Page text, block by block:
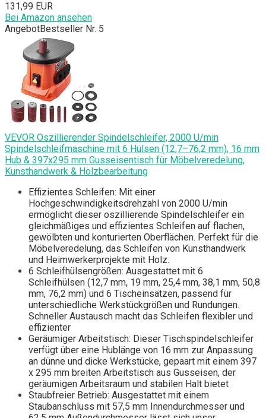
131,99 EUR
Bei Amazon ansehen
AngebotBestseller Nr. 5
VEVOR Oszillierender Spindelschleifer, 2000 U/min
Spindelschleifmaschine mit 6 Hülsen (12,7–76,2 mm), 16 mm
Hub & 397x295 mm Gusseisentisch für Möbelveredelung,
Kunsthandwerk & Holzbearbeitung
Effizientes Schleifen: Mit einer
Hochgeschwindigkeitsdrehzahl von 2000 U/min
ermöglicht dieser oszillierende Spindelschleifer ein
gleichmäßiges und effizientes Schleifen auf flachen,
gewölbten und konturierten Oberflächen. Perfekt für die
Möbelveredelung, das Schleifen von Kunsthandwerk
und Heimwerkerprojekte mit Holz.
6 Schleifhülsengrößen: Ausgestattet mit 6
Schleifhülsen (12,7 mm, 19 mm, 25,4 mm, 38,1 mm, 50,8
mm, 76,2 mm) und 6 Tischeinsätzen, passend für
unterschiedliche Werkstückgrößen und Rundungen.
Schneller Austausch macht das Schleifen flexibler und
effizienter
Geräumiger Arbeitstisch: Dieser Tischspindelschleifer
verfügt über eine Hublänge von 16 mm zur Anpassung
an dünne und dicke Werkstücke, gepaart mit einem 397
x 295 mm breiten Arbeitstisch aus Gusseisen, der
geräumigen Arbeitsraum und stabilen Halt bietet
Staubfreier Betrieb: Ausgestattet mit einem
Staubanschluss mit 57,5 mm Innendurchmesser und